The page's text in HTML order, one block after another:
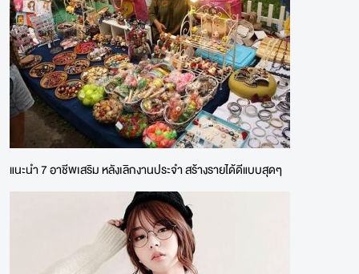
แนะนำ 7 อาชีพเสริม หลังเลิกงานประจำ สร้างรายได้ดีแบบสุดๆ